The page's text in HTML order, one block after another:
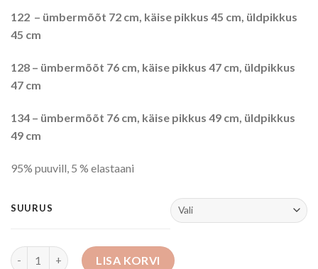
122 – ümbermõõt 72 cm, käise pikkus 45 cm, üldpikkus
45 cm
128 – ümbermõõt 76 cm, käise pikkus 47 cm, üldpikkus
47 cm
134 – ümbermõõt 76 cm, käise pikkus 49 cm, üldpikkus
49 cm
95% puuvill, 5 % elastaani
SUURUS
Jakk kogus LISA KORVI